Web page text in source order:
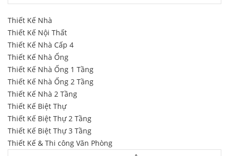
Thiết Kế Nhà
Thiết Kế Nội Thất
Thiết Kế Nhà Cấp 4
Thiết Kế Nhà Ống
Thiết Kế Nhà Ống 1 Tầng
Thiết Kế Nhà Ống 2 Tầng
Thiết Kế Nhà 2 Tầng
Thiết Kế Biệt Thự
Thiết Kế Biệt Thự 2 Tầng
Thiết Kế Biệt Thự 3 Tầng
Thiết Kế & Thi công Văn Phòng